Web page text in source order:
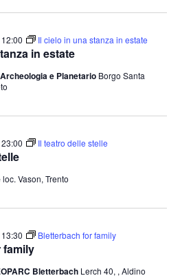
in estate
12:00 Il cielo in una stanza in estate
e Planetario Borgo Santa
23:00 Il teatro delle stelle
loc. Vason, Trento
family
13:30 Bletterbach for family
Bletterbach Lerch 40, , Aldino